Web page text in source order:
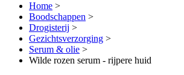
Home >
Boodschappen >
Drogisterij >
Gezichts­verzorging >
Serum & olie >
Wilde rozen serum - rijpere huid